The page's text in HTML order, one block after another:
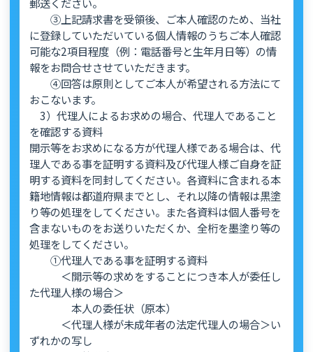
③上記請求書を受領後、ご本人確認のため、当社
に登録していただいている個人情報のうちご本人確認
可能な2項目程度（例：電話番号と生年月日等）の情
報をお問合せさせていただきます。
④回答は原則としてご本人が希望される方法にて
おこないます。
3）代理人によるお求めの場合、代理人であること
を確認する資料
開示等をお求めになる方が代理人様である場合は、代
理人である事を証明する資料及び代理人様ご自身を証
明する資料を同封してください。各資料に含まれる本
籍地情報は都道府県までとし、それ以降の情報は黒塗
り等の処理をしてください。また各資料は個人番号を
含まないものをお送りいただくか、全桁を墨塗り等の
処理をしてください。
①代理人である事を証明する資料
＜開示等の求めをすることにつき本人が委任し
た代理人様の場合＞
本人の委任状（原本）
＜代理人様が未成年者の法定代理人の場合＞い
ずれかの写し